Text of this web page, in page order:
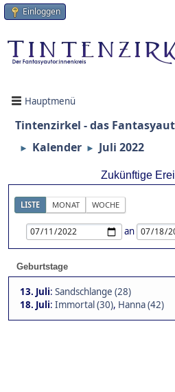
Einloggen
Hauptmenü
Tintenzirkel - das
► Kalender ► Juli 2022
Zukünftige
LISTE MONAT WOCHE
an
Geburtstage
13. Juli: Sandschlange (28)
18. Juli: Immortal (30), Hanna (42)